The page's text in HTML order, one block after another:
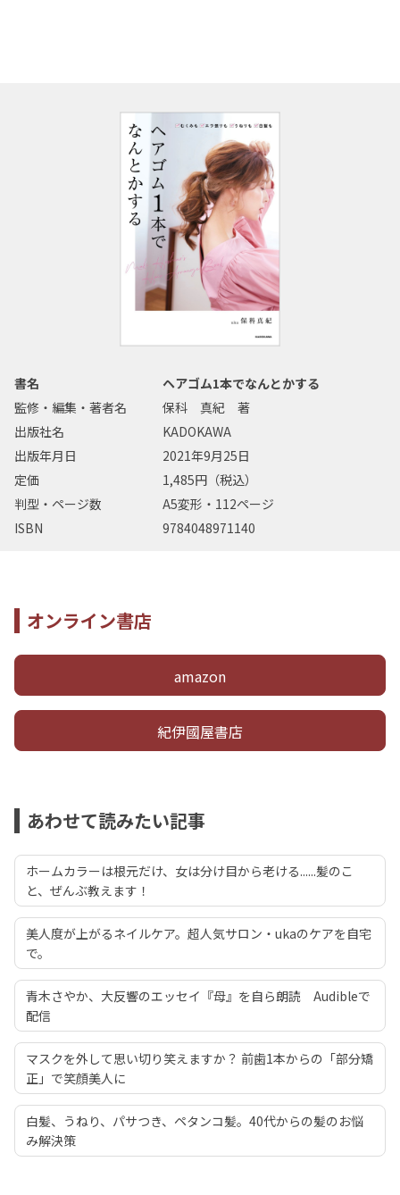
書名
ヘアゴム1本でなんとかする
監修・編集・著者名
保科 真紀 著
出版社名
KADOKAWA
出版年月日
2021年9月25日
定価
1,485円（税込）
判型・ページ数
A5変形・112ページ
ISBN
9784048971140
オンライン書店
amazon
紀伊國屋書店
あわせて読みたい記事
ホームカラーは根元だけ、女は分け目から老ける......髪のこ
と、ぜんぶ教えます！
美人度が上がるネイルケア。超人気サロン・ukaのケアを自宅
で。
青木さやか、大反響のエッセイ『母』を自ら朗読 Audibleで
配信
マスクを外して思い切り笑えますか？ 前歯1本からの「部分矯
正」で笑顔美人に
白髪、うねり、パサつき、ペタンコ髪。40代からの髪のお悩
み解決策